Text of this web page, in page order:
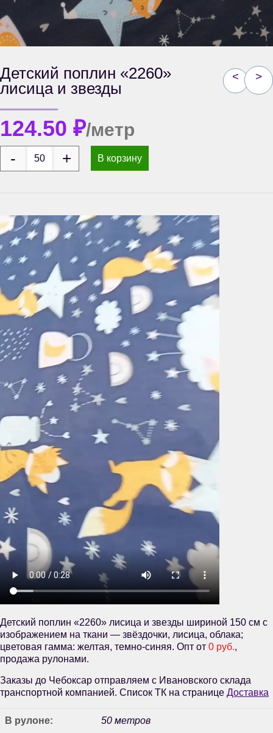
< >
Детский поплин «2260»
лисица и звезды
124.50 ₽/метр
В корзину
Детский поплин «2260» лисица и звезды шириной 150 см с
изображением на ткани — звёздочки, лисица, облака;
цветовая гамма: желтая, темно-синяя. Опт от 0 руб.,
продажа рулонами.
Заказы до Чебоксар отправляем с Ивановского склада
транспортной компанией. Список ТК на странице Доставка
В рулоне: 50 метров